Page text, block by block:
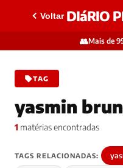
Voltar DIáRIO
👥Mais de
TAG
yasmin
1 matérias encontradas
TAGS RELACIONADAS: